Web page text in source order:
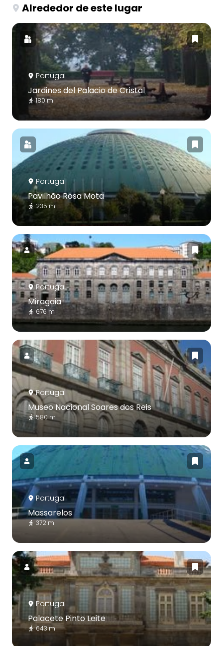
Alrededor de este lugar
Portugal
Jardines del Palacio de Cristal
180 m
Portugal
Pavilhão Rosa Mota
235 m
Portugal
Miragaia
676 m
Portugal
Museo Nacional Soares dos Reis
580 m
Portugal
Massarelos
372 m
Portugal
Palacete Pinto Leite
643 m